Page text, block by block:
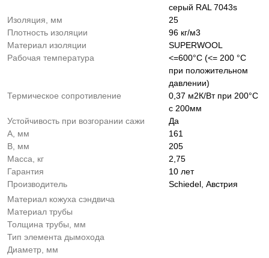
серый RAL 7043s
Изоляция, мм
25
Плотность изоляции
96 кг/м3
Материал изоляции
SUPERWOOL
Рабочая температура
<=600°C (<= 200 °C
при положительном
давлении)
Термическое сопротивление
0,37 м2К/Вт при 200°С
с 200мм
Устойчивость при возгорании сажи
Да
A, мм
161
B, мм
205
Масса, кг
2,75
Гарантия
10 лет
Производитель
Schiedel, Австрия
Материал кожуха сэндвича
Материал трубы
Толщина трубы, мм
Тип элемента дымохода
Диаметр, мм